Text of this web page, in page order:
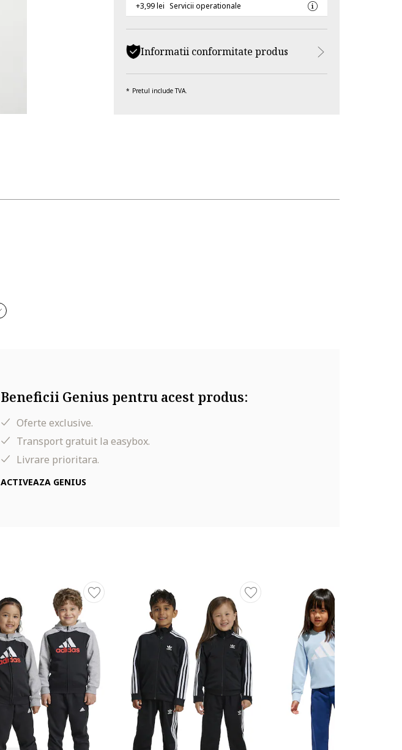
+3,99 lei Servicii operationale
Informatii conformitate produs
Pretul include TVA.
Beneficii Genius pentru acest produs:
Oferte exclusive.
Transport gratuit la easybox.
Livrare prioritara.
ACTIVEAZA GENIUS